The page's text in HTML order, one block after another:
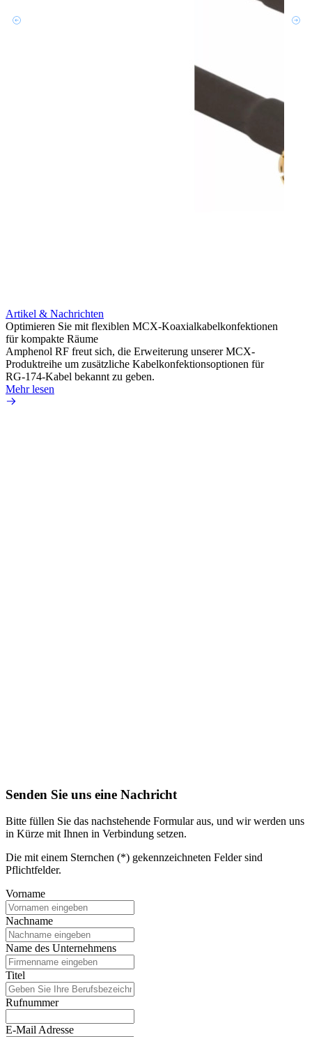
Artikel & Nachrichten
Optimieren Sie mit flexiblen MCX-Koaxialkabelkonfektionen
für kompakte Räume
Amphenol RF freut sich, die Erweiterung unserer MCX-
Produktreihe um zusätzliche Kabelkonfektionsoptionen für
RG-174-Kabel bekannt zu geben.
Mehr lesen
Senden Sie uns eine Nachricht
Bitte füllen Sie das nachstehende Formular aus, und wir werden uns
in Kürze mit Ihnen in Verbindung setzen.
Die mit einem Sternchen (*) gekennzeichneten Felder sind
Pflichtfelder.
Vorname
Nachname
Name des Unternehmens
Titel
Rufnummer
E-Mail Adresse